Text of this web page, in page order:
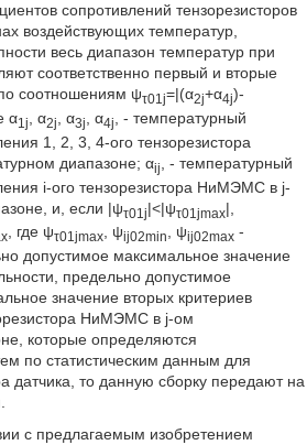
сопротивлений тензорезисторов
воздействующих температур,
весь диапазон температур при
соответственно первый и вторые
соотношениям ψτ01j=|(α2j+α4j)-
α1j , α2j , α3j , α4j
, - температурный
1, 2, 3, 4-ого тензорезистора
диапазоне; αij
, - температурный
i-ого тензорезистора НиМЭМС в j-
и, если |ψτ01j|<|ψτ01jmax|,
, где ψτ01jmax, ψij02min, ψij02max-
допустимое максимальное значение
предельно допустимое
значение вторых критериев
НиМЭМС в j-ом
которые определяются
по статистическим данным для
датчика, то данную сборку передают на
с предлагаемым изобретением